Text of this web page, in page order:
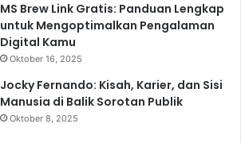
MS Brew Link Gratis: Panduan Lengkap
untuk Mengoptimalkan Pengalaman
Digital Kamu
Oktober 16, 2025
Jocky Fernando: Kisah, Karier, dan Sisi
Manusia di Balik Sorotan Publik
Oktober 8, 2025